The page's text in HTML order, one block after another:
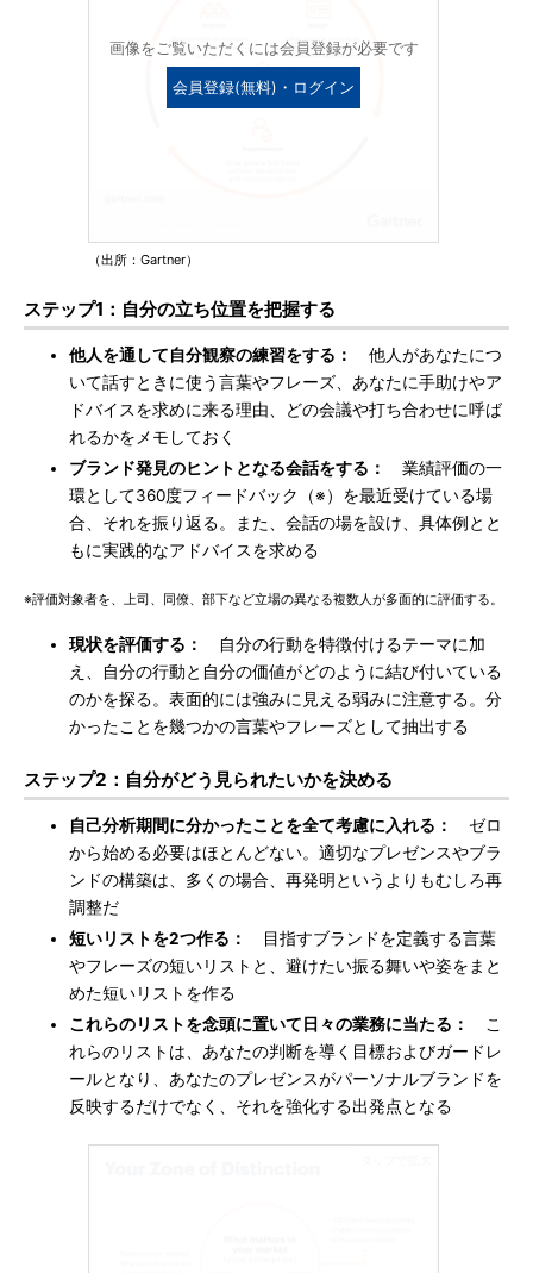
画像をご覧いただくには会員登録が必要です
会員登録(無料)・ログイン
（出所：Gartner）
ステップ1：自分の立ち位置を把握する
他人を通して自分観察の練習をする：
他人があなたにつ
いて話すときに使う言葉やフレーズ、あなたに手助けやア
ドバイスを求めに来る理由、どの会議や打ち合わせに呼ば
れるかをメモしておく
ブランド発見のヒントとなる会話をする：
業績評価の一
環として360度フィードバック（※）を最近受けている場
合、それを振り返る。また、会話の場を設け、具体例とと
もに実践的なアドバイスを求める
※評価対象者を、上司、同僚、部下など立場の異なる複数人が多面的に評価する。
現状を評価する：
自分の行動を特徴付けるテーマに加
え、自分の行動と自分の価値がどのように結び付いている
のかを探る。表面的には強みに見える弱みに注意する。分
かったことを幾つかの言葉やフレーズとして抽出する
ステップ2：自分がどう見られたいかを決める
自己分析期間に分かったことを全て考慮に入れる：
ゼロ
から始める必要はほとんどない。適切なプレゼンスやブラ
ンドの構築は、多くの場合、再発明というよりもむしろ再
調整だ
短いリストを2つ作る：
目指すブランドを定義する言葉
やフレーズの短いリストと、避けたい振る舞いや姿をまと
めた短いリストを作る
これらのリストを念頭に置いて日々の業務に当たる：
こ
れらのリストは、あなたの判断を導く目標およびガードレ
ールとなり、あなたのプレゼンスがパーソナルブランドを
反映するだけでなく、それを強化する出発点となる